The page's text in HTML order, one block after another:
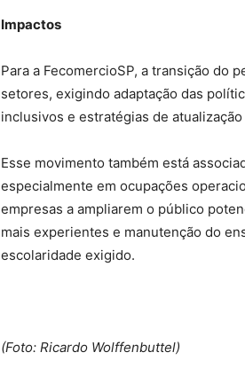
Impactos
Para a FecomercioSP, a transição do
setores, exigindo adaptação das
inclusivos e estratégias de
Esse movimento também está
especialmente em ocupações
empresas a ampliarem o público
mais experientes e manutenção do
escolaridade exigido.
(Foto: Ricardo Wolffenbuttel)